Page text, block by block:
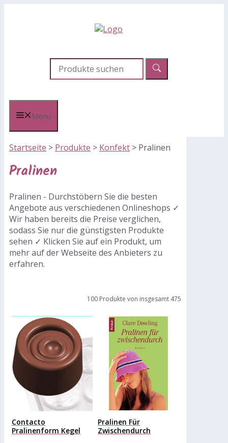
Menü
Startseite > Produkte > Konfekt > Pralinen
Pralinen
Pralinen - Durchstöbern Sie die besten
Angebote aus verschiedenen Onlineshops ✓
Wir haben bereits die Preise verglichen,
sodass Sie nur die günstigsten Produkte
sehen ✓ Klicken Sie auf ein Produkt, um
mehr auf der Webseite des Anbieters zu
erfahren.
100 Produkte von insgesamt 475
Contacto
Pralinenform Kegel
Pralinen Für
Zwischendurch